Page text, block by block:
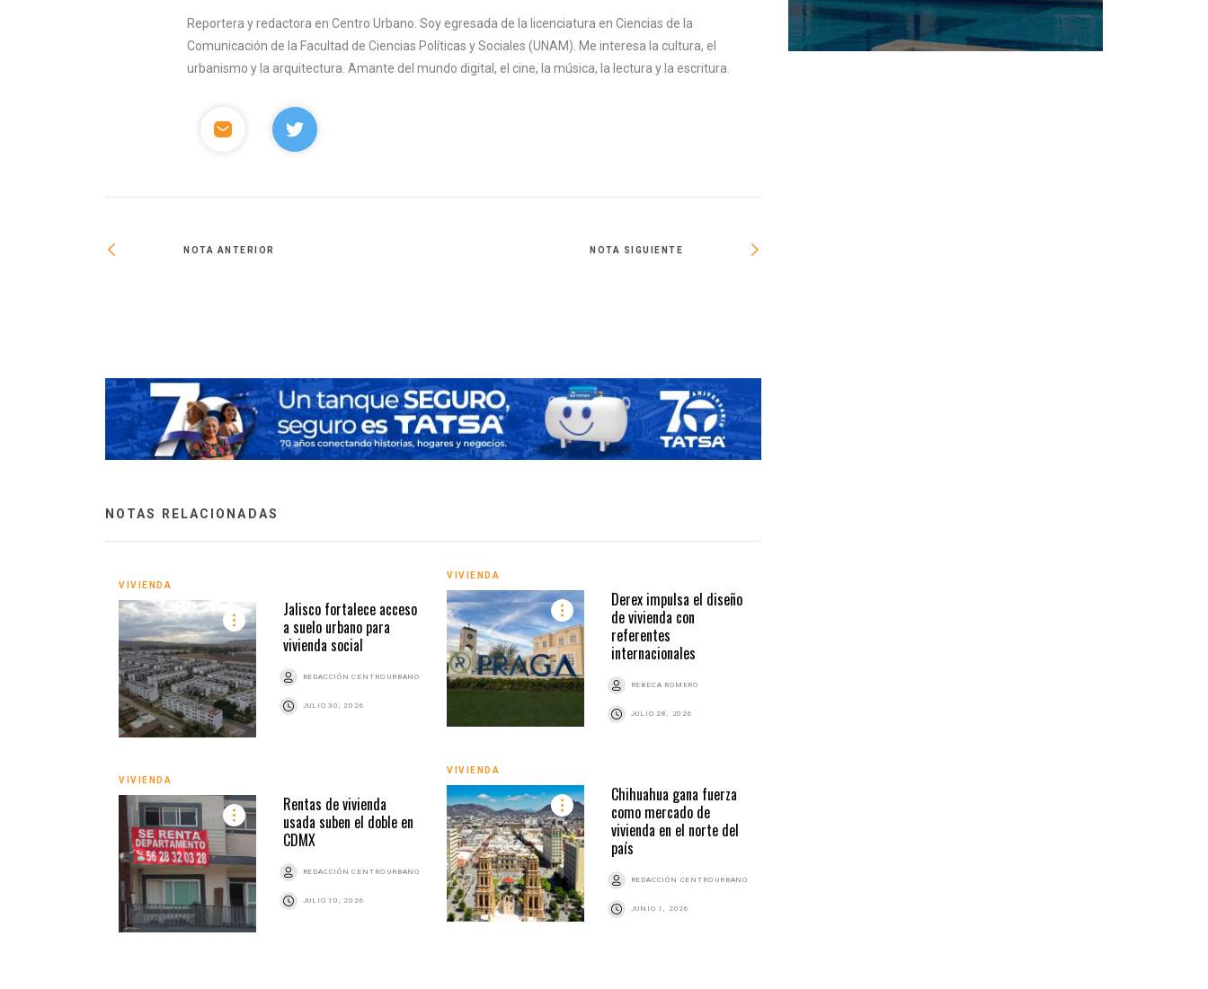
Reportera y redactora en Centro Urbano. Soy egresada de la licenciatura en Ciencias de la
Comunicación de la Facultad de Ciencias Políticas y Sociales (UNAM). Me interesa la cultura, el
urbanismo y la arquitectura. Amante del mundo digital, el cine, la música, la lectura y la escritura.
NOTA ANTERIOR NOTA SIGUIENTE
NOTAS RELACIONADAS
VIVIENDA
Jalisco fortalece acceso
a suelo urbano para
vivienda social
REDACCIÓN CENTRO URBANO
JULIO 30, 2026
VIVIENDA
Derex impulsa el diseño
de vivienda con
referentes
internacionales
REBECA ROMERO
JULIO 28, 2026
VIVIENDA
Rentas de vivienda
usada suben el doble en
CDMX
REDACCIÓN CENTRO URBANO
JULIO 10, 2026
VIVIENDA
Chihuahua gana fuerza
como mercado de
vivienda en el norte del
país
REDACCIÓN CENTRO URBANO
JUNIO 1, 2026